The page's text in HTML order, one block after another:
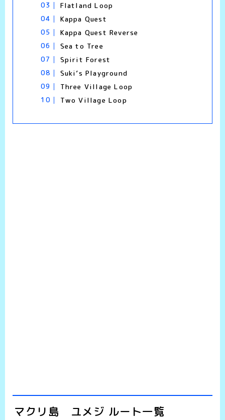
Flatland Loop
Kappa Quest
Kappa Quest Reverse
Sea to Tree
Spirit Forest
Suki’s Playground
Three Village Loop
Two Village Loop
マクリ島 ユメジ ルート一覧